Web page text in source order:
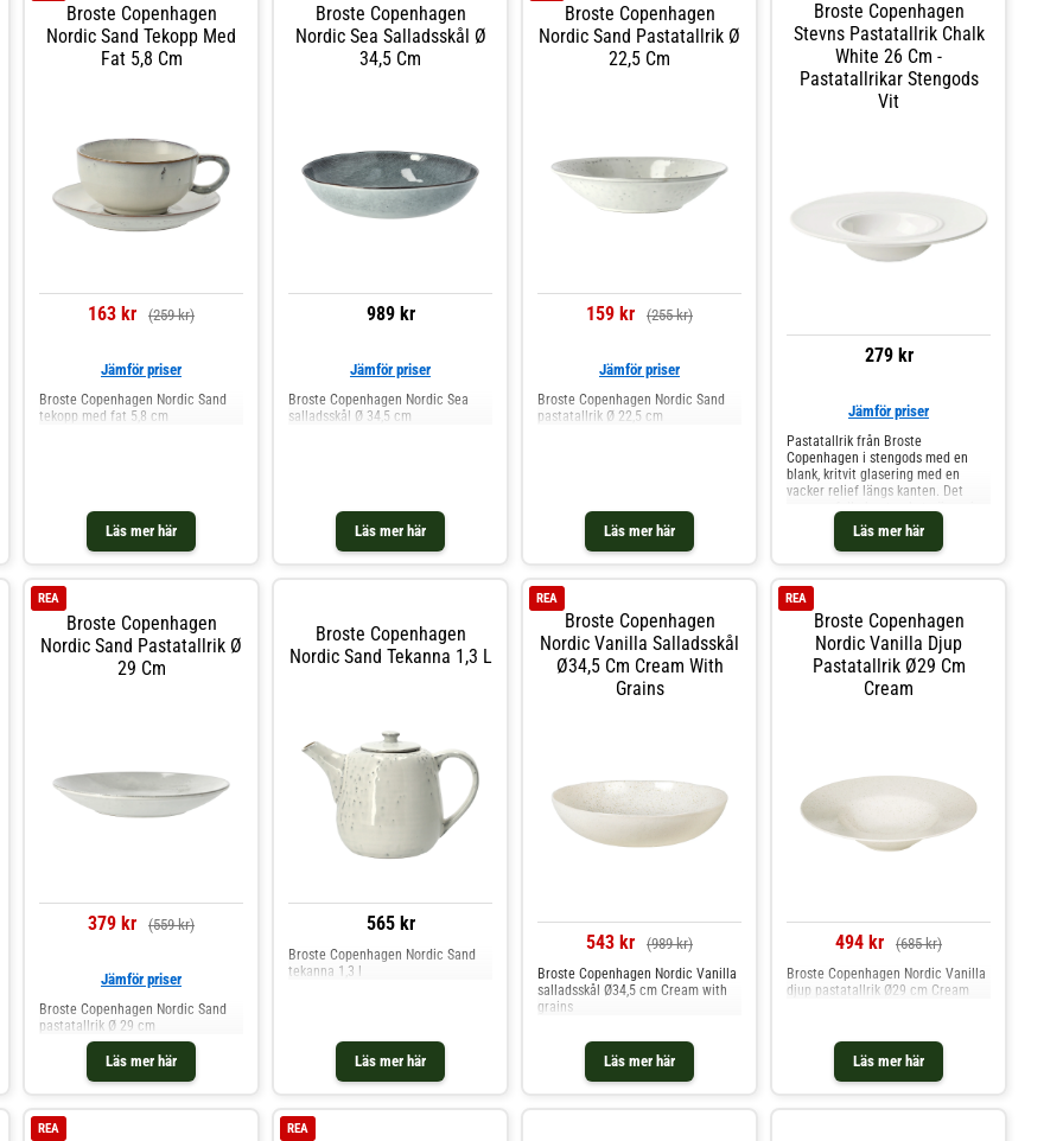
Shoppa Vinglas och mer Glas hos
Royal Design.
Broste Copenhagen
Nordic Sand Tekopp Med
Fat 5,8 Cm
163 kr (259 kr)
Läs mer här
Jämför priser
Broste Copenhagen Nordic Sand
tekopp med fat 5,8 cm
Broste Copenhagen
Nordic Sea Salladsskål Ø
34,5 Cm
989 kr
Läs mer här
Jämför priser
Broste Copenhagen Nordic Sea
salladsskål Ø 34,5 cm
Broste Copenhagen
Nordic Sand Pastatallrik Ø
22,5 Cm
159 kr (255 kr)
Läs mer här
Jämför priser
Broste Copenhagen Nordic Sand
pastatallrik Ø 22,5 cm
Broste Copenhagen
Stevns Pastatallrik Chalk
White 26 Cm -
Pastatallrikar Stengods
Vit
279 kr
Läs mer här
Jämför priser
Pastatallrik från Broste
Copenhagen i stengods med en
blank, kritvit glasering med en
vacker relief längs kanten. Det
omsorgsfulla hantverket gör varje
produkt unik och innebär att små
variationer kan förekomma. Är fin
tillsammans med andra produkter
av Julie Bonde. Om pastatallriken
från Broste Copenhagen- Ren,
tidlös estetik.- Vacker relief längs
kanten.- Från serien Stevns.-
Tillverkad av stengods.- Perfekt för
vackra upplägg av maten.
Skötselråd för pastatallriken- Tål
Broste Copenhagen
Nordic Sand Pastatallrik Ø
29 Cm
REA
379 kr (559 kr)
Läs mer här
Jämför priser
Broste Copenhagen Nordic Sand
pastatallrik Ø 29 cm
Broste Copenhagen
Nordic Sand Tekanna 1,3 L
565 kr
Läs mer här
Broste Copenhagen Nordic Sand
tekanna 1,3 l
Broste Copenhagen
Nordic Vanilla Salladsskål
Ø34,5 Cm Cream With
Grains
REA
543 kr (989 kr)
Läs mer här
Broste Copenhagen Nordic Vanilla
salladsskål Ø34,5 cm Cream with
grains
Broste Copenhagen
Nordic Vanilla Djup
Pastatallrik Ø29 Cm
Cream
REA
494 kr (685 kr)
Läs mer här
Broste Copenhagen Nordic Vanilla
djup pastatallrik Ø29 cm Cream
REA REA